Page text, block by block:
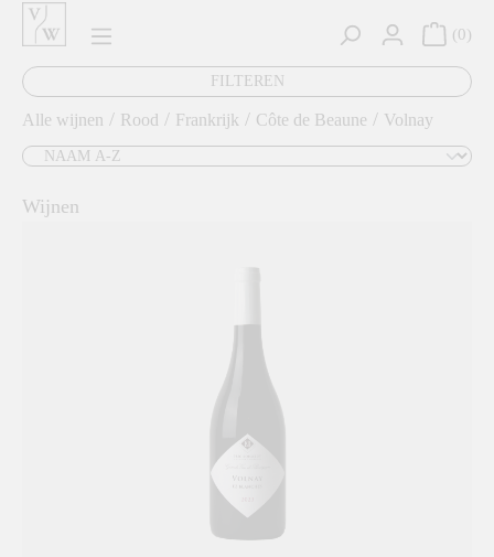
0
FILTEREN
Alle wijnen / Rood / Frankrijk / Côte de Beaune / Volnay
Wijnen